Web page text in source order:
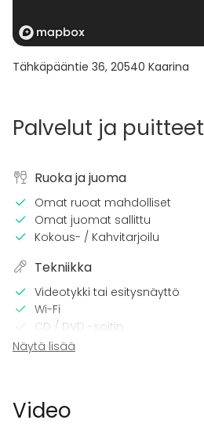
Tähkäpääntie 36, 20540 Kaarina
Palvelut ja puitteet
Ruoka ja juoma
Omat ruoat mahdolliset
Omat juomat sallittu
Kokous- / Kahvitarjoilu
Tekniikka
Videotykki tai esitysnäyttö
Wi-Fi
CD / DVD -soitin
Pro äänilaitteisto
Terassi
Näytä lisää
Video